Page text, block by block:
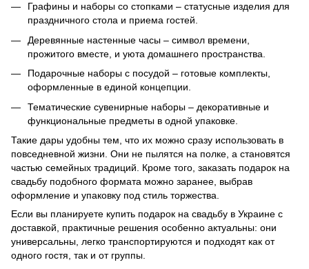
Графины и наборы со стопками – статусные изделия для
праздничного стола и приема гостей.
Деревянные настенные часы – символ времени,
прожитого вместе, и уюта домашнего пространства.
Подарочные наборы с посудой – готовые комплекты,
оформленные в единой концепции.
Тематические сувенирные наборы – декоративные и
функциональные предметы в одной упаковке.
Такие дары удобны тем, что их можно сразу использовать в
повседневной жизни. Они не пылятся на полке, а становятся
частью семейных традиций. Кроме того, заказать подарок на
свадьбу подобного формата можно заранее, выбрав
оформление и упаковку под стиль торжества.
Если вы планируете купить подарок на свадьбу в Украине с
доставкой, практичные решения особенно актуальны: они
универсальны, легко транспортируются и подходят как от
одного гостя, так и от группы.